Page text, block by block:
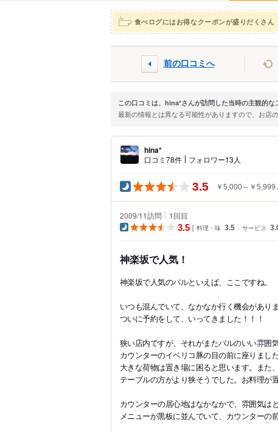
食べログにはお得なクーポンが盛りだくさん
前の口コミへ
この口コミは、hina*さんが訪問した当時の主観的な
最新の情報とは異なる可能性がありますので、お店
hina*
口コミ78件 フォロワー13人
3.5 ￥5,000～￥5,999
2009/11訪問 1回目
3.5
料理・味 3.5 サービス
神楽坂で人気！
神楽坂で人気のバルといえば、ここですね。
いつも混んでいて、なかなか行く機会があり
ついに予約をして、いってきました！！！
狭い店内ですが、それがまたバルのいい雰囲
カウンターのイベリコ豚の目の前に座りました
大きな荷物は置き場に困ると思います。また
テーブルの方がより狭そうでした。お料理が置
カウンターの居心地はなかなかで、雰囲気は
メニューが黒板に並んでいて、カウンターの